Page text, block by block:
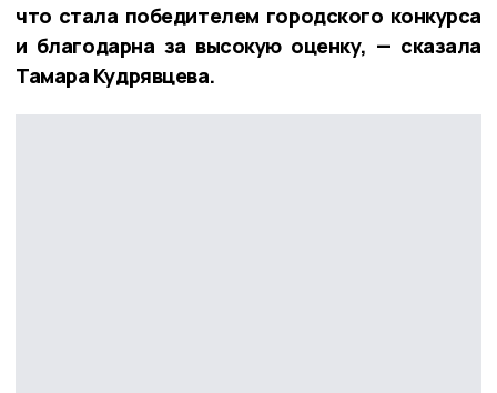
что стала победителем городского конкурса
и благодарна за высокую оценку, — сказала
Тамара Кудрявцева.